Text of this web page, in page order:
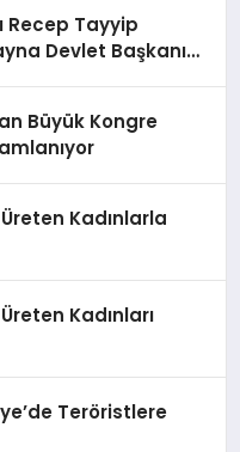
Recep Tayyip
Devlet Başkanı
Büyük Kongre
Kadınlarla
Kadınları
Teröristlere